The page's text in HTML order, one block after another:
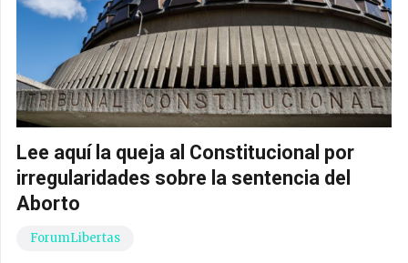
Lee aquí la queja al Constitucional por
irregularidades sobre la sentencia del
Aborto
ForumLibertas